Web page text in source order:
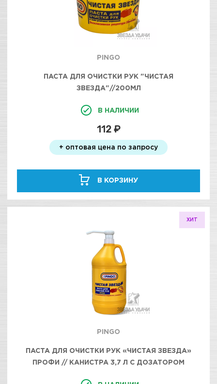
PINGO
ПАСТА ДЛЯ ОЧИСТКИ РУК "ЧИСТАЯ
ЗВЕЗДА"//200МЛ
В НАЛИЧИИ
112 ₽
+ оптовая цена по запросу
В КОРЗИНУ
ХИТ
PINGO
ПАСТА ДЛЯ ОЧИСТКИ РУК «ЧИСТАЯ ЗВЕЗДА»
ПРОФИ // КАНИСТРА 3,7 Л С ДОЗАТОРОМ